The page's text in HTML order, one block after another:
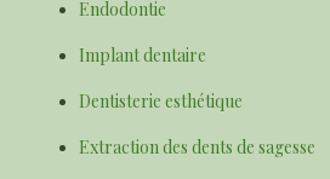
Endodontie
Implant dentaire
Dentisterie esthétique
Extraction des dents de sagesse